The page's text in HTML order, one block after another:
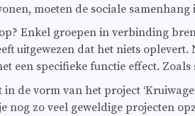
moeten de sociale
Enkel groepen in verbinding
uitgewezen dat het niets
een specifieke functie effect.
de vorm van het project
zo veel geweldige projecten